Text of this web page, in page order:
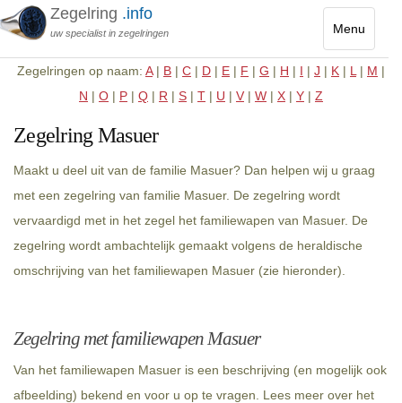
Menu
Toggle
Zegelring .info
uw specialist in zegelringen
Zegelringen op naam: A| B | C | D | E | F | G | H | I | J | K | L | M |
N | O | P | Q | R | S | T | U | V | W | X | Y | Z
Zegelring Masuer
Maakt u deel uit van de familie Masuer? Dan helpen wij u graag
met een zegelring van familie Masuer. De zegelring wordt
vervaardigd met in het zegel het familiewapen van Masuer. De
zegelring wordt ambachtelijk gemaakt volgens de heraldische
omschrijving van het familiewapen Masuer (zie hieronder).
Zegelring met familiewapen Masuer
Van het familiewapen Masuer is een beschrijving (en mogelijk ook
afbeelding) bekend en voor u op te vragen. Lees meer over het